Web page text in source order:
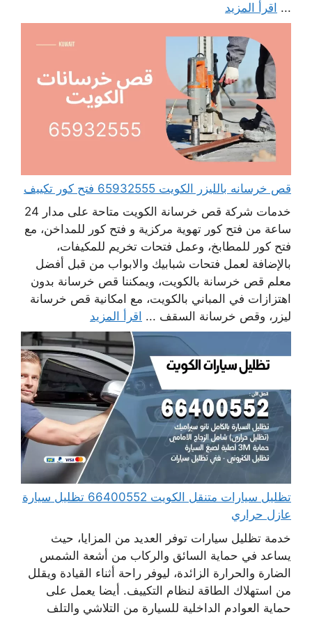
... اقرأ المزيد
قص خرسانه بالليزر الكويت 65932555 فتح كور تكييف
خدمات شركة قص خرسانة الكويت متاحة على مدار 24
ساعة من فتح كور تهوية مركزية و فتح كور للمداخن، مع
فتح كور للمطابخ، وعمل فتحات تخريم للمكيفات،
بالإضافة لعمل فتحات شبابيك والابواب من قبل أفضل
معلم قص خرسانة بالكويت، ويمكننا قص خرسانة بدون
اهتزازات في المباني بالكويت، مع امكانية قص خرسانة
ليزر، وقص خرسانة السقف ... اقرأ المزيد
تظليل سيارات متنقل الكويت 66400552 تظليل سيارة
عازل حراري
خدمة تظليل سيارات توفر العديد من المزايا، حيث
يساعد في حماية السائق والركاب من أشعة الشمس
الضارة والحرارة الزائدة، ليوفر راحة أثناء القيادة ويقلل
من استهلاك الطاقة لنظام التكييف. أيضا يعمل على
حماية العوادم الداخلية للسيارة من التلاشي والتلف